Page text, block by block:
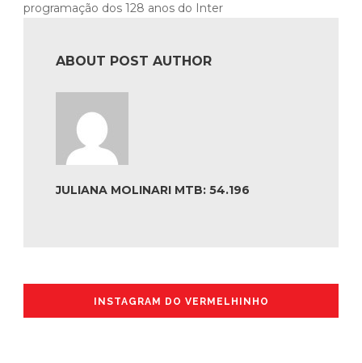
programação dos 128 anos do Inter
ABOUT POST AUTHOR
JULIANA MOLINARI MTB: 54.196
INSTAGRAM DO VERMELHINHO